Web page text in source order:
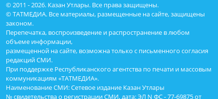
© 2011 - 2026. Казан Утлары. Все права защищены.
© ТАТМЕДИА. Все материалы, размещенные на сайте, защищены
законом.
Перепечатка, воспроизведение и распространение в любом
объеме информации,
размещенной на сайте, возможна только с письменного согласия
редакций СМИ.
При поддержке Республиканского агентства по печати и массовым
коммуникациям «ТАТМЕДИА».
Наименование СМИ: Сетевое издание Казан Утлары
№ свидетельства о регистрации СМИ, дата: ЭЛ N ФС - 77-69875 от